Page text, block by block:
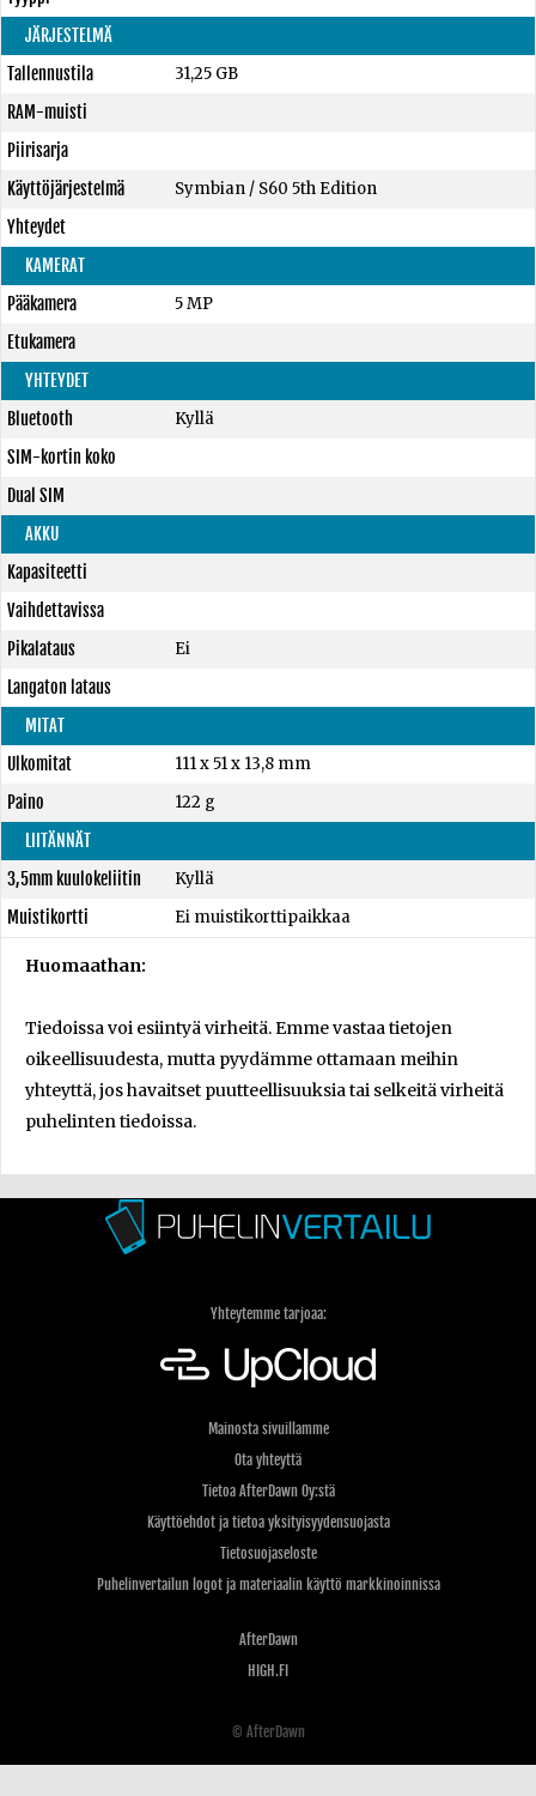
JÄRJESTELMÄ
Tallennustila
31,25 GB
RAM-muisti
Piirisarja
Käyttöjärjestelmä
Symbian / S60 5th Edition
Yhteydet
KAMERAT
Pääkamera
5 MP
Etukamera
YHTEYDET
Bluetooth
Kyllä
SIM-kortin koko
Dual SIM
AKKU
Kapasiteetti
Vaihdettavissa
Pikalataus
Ei
Langaton lataus
MITAT
Ulkomitat
111 x 51 x 13,8 mm
Paino
122 g
LIITÄNNÄT
3,5mm kuulokeliitin
Kyllä
Muistikortti
Ei muistikorttipaikkaa
Huomaathan:
Tiedoissa voi esiintyä virheitä. Emme vastaa tietojen
oikeellisuudesta, mutta pyydämme ottamaan meihin
yhteyttä, jos havaitset puutteellisuuksia tai selkeitä virheitä
puhelinten tiedoissa.
Yhteytemme tarjoaa:
Mainosta sivuillamme
Ota yhteyttä
Tietoa AfterDawn Oy:stä
Käyttöehdot ja tietoa yksityisyydensuojasta
Tietosuojaseloste
Puhelinvertailun logot ja materiaalin käyttö markkinoinnissa
AfterDawn
HIGH.FI
© AfterDawn